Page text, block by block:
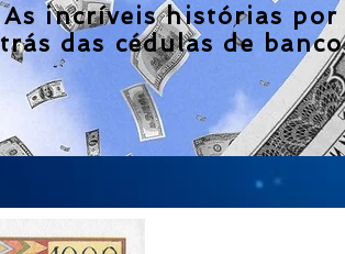
As incríveis histórias por
trás das cédulas de banco